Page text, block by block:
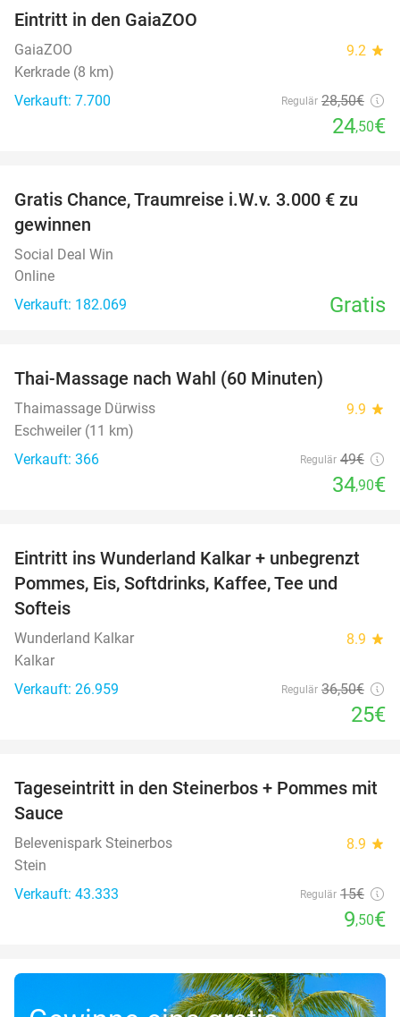
Eintritt in den GaiaZOO
GaiaZOO 9.2 star
Kerkrade (8 km)
Verkauft: 7.700
Regulär 28,50€
24,50€
Gratis Chance, Traumreise i.W.v. 3.000 € zu
gewinnen
Social Deal Win
Online
Verkauft: 182.069
Gratis
Thai-Massage nach Wahl (60 Minuten)
Thaimassage Dürwiss 9.9 star
Eschweiler (11 km)
Verkauft: 366
Regulär 49€
34,90€
32%
Eintritt ins Wunderland Kalkar + unbegrenzt
Pommes, Eis, Softdrinks, Kaffee, Tee und
Softeis
Wunderland Kalkar 8.9 star
Kalkar
Verkauft: 26.959
Regulär 36,50€
25€
37%
Tageseintritt in den Steinerbos + Pommes mit
Sauce
Belevenispark Steinerbos 8.9 star
Stein
Verkauft: 43.333
Regulär 15€
9,50€